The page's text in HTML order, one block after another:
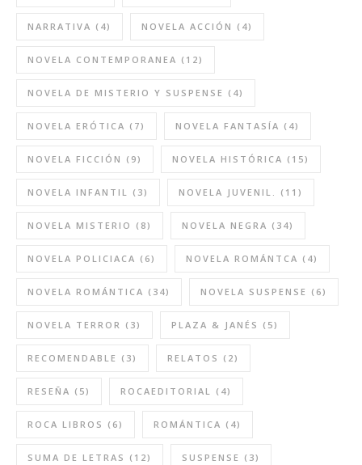
NARRATIVA (4) NOVELA ACCIÓN (4)
NOVELA CONTEMPORANEA (12)
NOVELA DE MISTERIO Y SUSPENSE (4)
NOVELA ERÓTICA (7) NOVELA FANTASÍA (4)
NOVELA FICCIÓN (9) NOVELA HISTÓRICA (15)
NOVELA INFANTIL (3) NOVELA JUVENIL. (11)
NOVELA MISTERIO (8) NOVELA NEGRA (34)
NOVELA POLICIACA (6) NOVELA ROMÁNTCA (4)
NOVELA ROMÁNTICA (34) NOVELA SUSPENSE (6)
NOVELA TERROR (3) PLAZA & JANÉS (5)
RECOMENDABLE (3) RELATOS (2)
RESEÑA (5) ROCAEDITORIAL (4)
ROCA LIBROS (6) ROMÁNTICA (4)
SUMA DE LETRAS (12) SUSPENSE (3)